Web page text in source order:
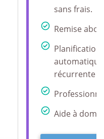
sans frais.
Remise
Planification
automatique
récurrente
Aide à